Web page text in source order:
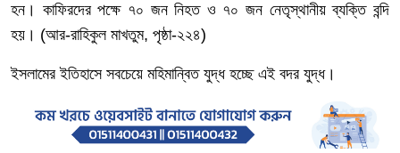
হন। কাফিরদের পক্ষে ৭০ জন নিহত ও ৭০ জন নেতৃস্থানীয় ব্যক্তি বন্দি
হয়। (আর-রাহিকুল মাখতুম, পৃষ্ঠা-২২৪)
ইসলামের ইতিহাসে সবচেয়ে মহিমান্বিত যুদ্ধ হচ্ছে এই বদর যুদ্ধ।